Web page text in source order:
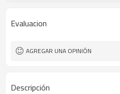
Condiciones de pago
Evaluacion
AGREGAR UNA OPINIÓN
Descripción